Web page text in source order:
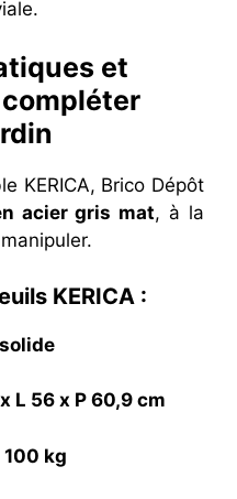
et
KERICA, Brico Dépôt
acier gris mat, à la
KERICA :
L 56 x P 60,9 cm
100 kg